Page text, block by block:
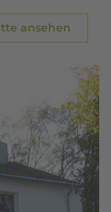
ansehen